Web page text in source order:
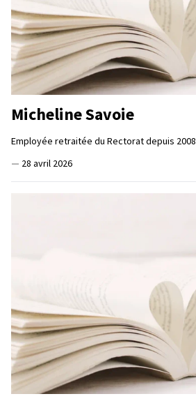
Micheline Savoie
Employée retraitée du Rectorat depuis 2008
— 28 avril 2026